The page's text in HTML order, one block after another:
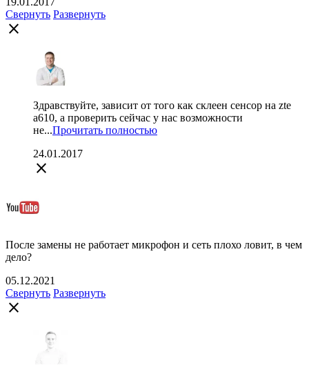
Свернуть Развернуть
close
Здравствуйте, зависит от того как склеен сенсор на zte
a610, а проверить сейчас у нас возможности
не...Прочитать полностью
24.01.2017
close
После замены не работает микрофон и сеть плохо ловит, в чем
дело?
05.12.2021
Свернуть Развернуть
close